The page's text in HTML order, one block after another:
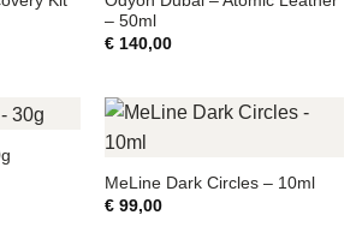
– 50ml
€140,00
MeLine Dark Circles – 10ml
€99,00